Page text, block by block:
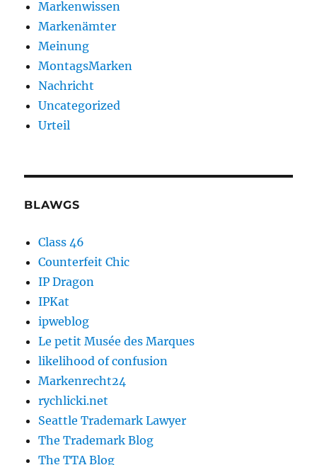
Markenwissen
Markenämter
Meinung
MontagsMarken
Nachricht
Uncategorized
Urteil
BLAWGS
Class 46
Counterfeit Chic
IP Dragon
IPKat
ipweblog
Le petit Musée des Marques
likelihood of confusion
Markenrecht24
rychlicki.net
Seattle Trademark Lawyer
The Trademark Blog
The TTA Blog